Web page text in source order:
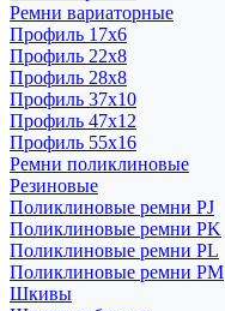
Ремни вариаторные
Профиль 17x6
Профиль 22x8
Профиль 28x8
Профиль 37x10
Профиль 47x12
Профиль 55x16
Ремни поликлиновые
Резиновые
Поликлиновые ремни PJ
Поликлиновые ремни PK
Поликлиновые ремни PL
Поликлиновые ремни PM
Шкивы